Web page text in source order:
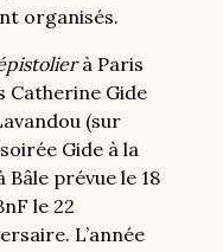
organisés.
à Paris
Catherine Gide
(sur
Gide à la
Bâle prévue le 18
le 22
L’année